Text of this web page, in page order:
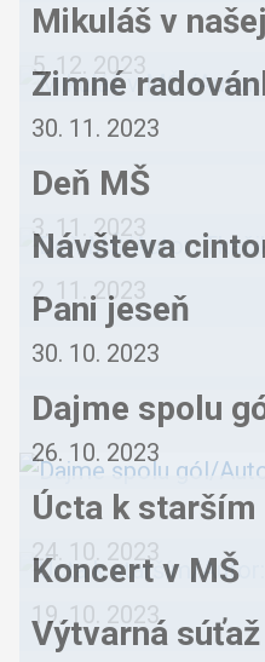
Mikuláš v
5. 12. 2023
Zimné
30. 11. 2023
Deň MŠ
3. 11. 2023
Návšteva
2. 11. 2023
Pani jeseň
30. 10. 2023
Dajme spolu
26. 10. 2023
Úcta k starším
24. 10. 2023
Koncert v MŠ
19. 10. 2023
Výtvarná súťaž